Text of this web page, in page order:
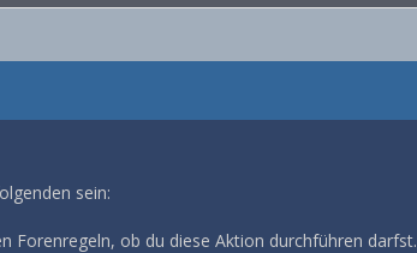
sein:
Forenregeln, ob du diese Aktion durchführen darfst.